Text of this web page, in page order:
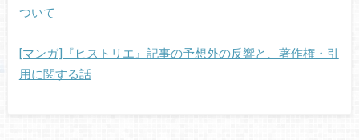
ついて
[マンガ]『ヒストリエ』記事の予想外の反響と、著作権・引
用に関する話